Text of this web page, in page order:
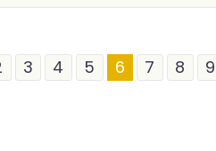
3 4 5 6 7 8 9